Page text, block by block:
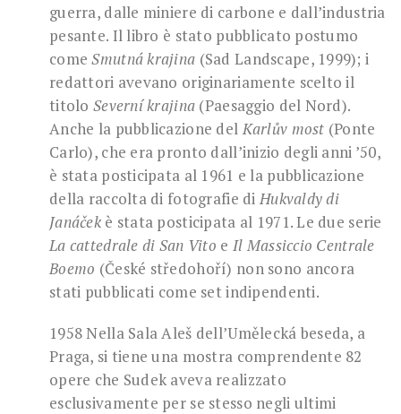
guerra, dalle miniere di carbone e dall’industria
pesante. Il libro è stato pubblicato postumo
comeSmutná krajina (Sad Landscape, 1999); i
redattori avevano originariamente scelto il
titolo Severní krajina (Paesaggio del Nord).
Anche la pubblicazione del Karlův most (Ponte
Carlo), che era pronto dall’inizio degli anni ’50,
è stata posticipata al 1961 e la pubblicazione
della raccolta di fotografie di Hukvaldy di
Janáčekè stata posticipata al 1971. Le due serie
La cattedrale di San Vito e Il Massiccio Centrale
Boemo (České středohoří) non sono ancora
stati pubblicati come set indipendenti.
1958 Nella Sala Aleš dell’Umělecká beseda, a
Praga, si tiene una mostra comprendente 82
opere che Sudek aveva realizzato
esclusivamente per se stesso negli ultimi